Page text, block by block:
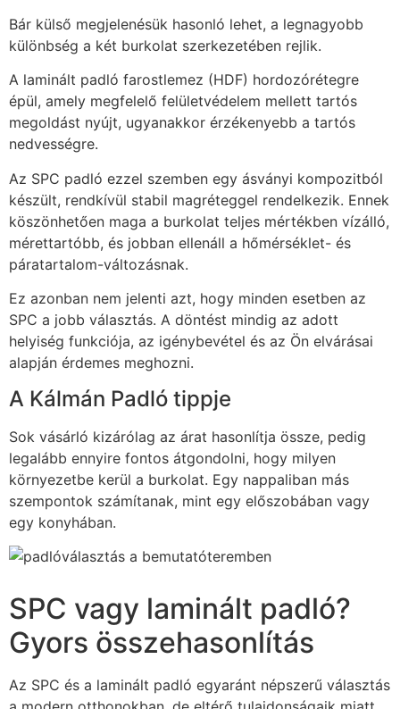
Bár külső megjelenésük hasonló lehet, a legnagyobb
különbség a két burkolat szerkezetében rejlik.
A laminált padló farostlemez (HDF) hordozórétegre
épül, amely megfelelő felületvédelem mellett tartós
megoldást nyújt, ugyanakkor érzékenyebb a tartós
nedvességre.
Az SPC padló ezzel szemben egy ásványi kompozitból
készült, rendkívül stabil magréteggel rendelkezik. Ennek
köszönhetően maga a burkolat teljes mértékben vízálló,
mérettartóbb, és jobban ellenáll a hőmérséklet- és
páratartalom-változásnak.
Ez azonban nem jelenti azt, hogy minden esetben az
SPC a jobb választás. A döntést mindig az adott
helyiség funkciója, az igénybevétel és az Ön elvárásai
alapján érdemes meghozni.
A Kálmán Padló tippje
Sok vásárló kizárólag az árat hasonlítja össze, pedig
legalább ennyire fontos átgondolni, hogy milyen
környezetbe kerül a burkolat. Egy nappaliban más
szempontok számítanak, mint egy előszobában vagy
egy konyhában.
SPC vagy laminált padló?
Gyors összehasonlítás
Az SPC és a laminált padló egyaránt népszerű választás